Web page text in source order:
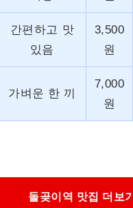
간편하고 맛
있음
3,500
원
가벼운 한 끼
7,000
원
돌곶이역 맛집 더보기